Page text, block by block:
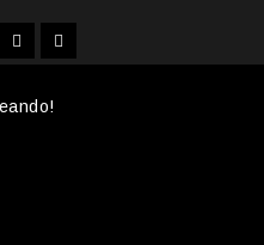
YouTubeTwitter